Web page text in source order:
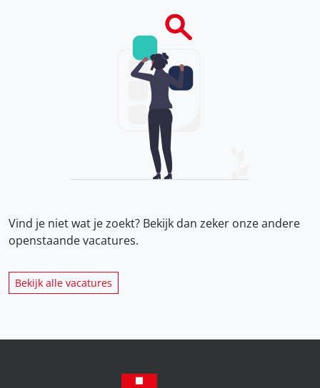
Vind je niet wat je zoekt? Bekijk dan zeker onzeandere
openstaande vacatures.
Bekijk alle vacatures